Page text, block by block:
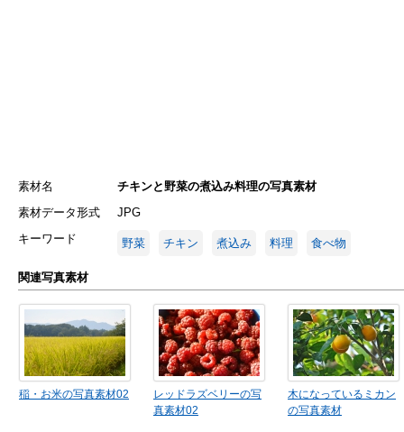
素材名
チキンと野菜の煮込み料理の写真素材
素材データ形式
JPG
キーワード
野菜 チキン 煮込み 料理 食べ物
関連写真素材
稲・お米の写真素材02
レッドラズベリーの写
真素材02
木になっているミカン
の写真素材